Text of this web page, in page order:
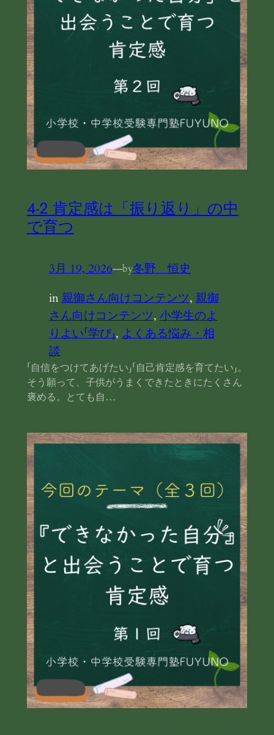
4-2 肯定感は「振り返り」の中
で育つ
3月 19, 2026—by冬野 恒史
in親御さん向けコンテンツ, 親御
さん向けコンテンツ, 小学生のよ
りよい「学び」, よくある悩み・相
談
「自信をつけてあげたい」「自己肯定感を育てたい」。
そう願って、子供がうまくできたときにたくさん
褒める。とても自…